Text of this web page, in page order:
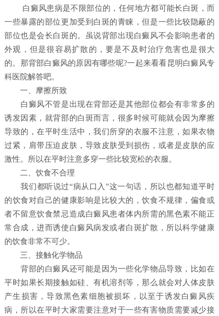
白癜风患病是不限部位的，任何地方都可能长白斑，而
一些暴露的部位更加受到白斑的青睐，但是一些比较隐蔽的
部位也是会长白斑的。虽说背部出现白癜风不会影响患者的
外观，但是很容易扩散的，要是不及时治疗危害也是很大
的。那背部白癜风的原因有哪些呢?一起来看看昆明白癜风专
科医院解答吧。
一、摩擦所致
白癜风不管是出现在背部还是其他部位都会有非常多的
诱发因素，就背部的白斑而言，很多时候可能就会因为摩擦
导致的，在平时生活中，我们所穿的衣服不注意，如果衣物
过紧，肩带压迫皮肤，导致皮肤受到损伤，或者是皮肤的应
激性。所以在平时注意多穿一些比较宽松的衣服。
二、饮食不合理
我们都听说过“病从口入”这一句话，所以也都知道平时
的饮食对自己的健康影响是比较大的，饮食不规律，偏食或
者不留意饮食禁忌造成白癜风患者体内所需的黑色素不能正
常合成，进而诱使白癜风病发或者白斑扩散，所以科学健康
的饮食非常不可少。
三、接触化学物品
背部的白癜风还可能是因为一些化学物品导致，比如在
平时如果长期接触如硅、有机溶剂等，那么就会对人体皮肤
产生损害，导致黑色素细胞被损坏，以至于诱发白癜风疾
病，所以在平时大家需要注意对于一些有害物质需要减少接